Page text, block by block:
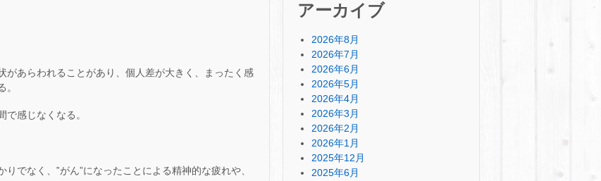
があらわれることがあり、個人差が大きく、まったく感
で感じなくなる。
でなく、‟がん”になったことによる精神的な疲れや、
アーカイブ
2026年8月
2026年7月
2026年6月
2026年5月
2026年4月
2026年3月
2026年2月
2026年1月
2025年12月
2025年6月